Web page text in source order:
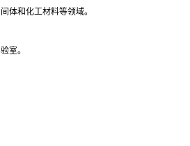
体和化工材料等领域。
室。